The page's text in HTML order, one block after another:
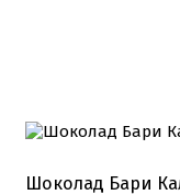
Шоколад Бари